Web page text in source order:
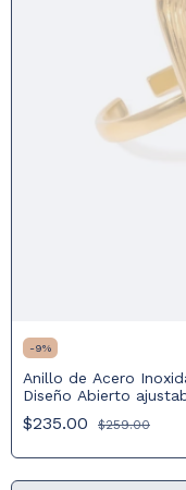
-9%
Anillo de Acero
Diseño Abierto
Oro de 18K con Perla
$235.00 $259.00